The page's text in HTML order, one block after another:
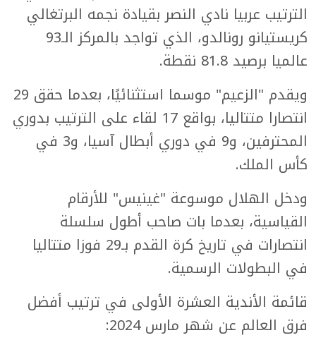
الترتيب عربيا نادي النصر بقيادة نجمه البرتغالي
كريستيانو رونالدو، الذي تواجد بالمركز الـ93
عالميا برصيد 81.8 نقطة.
ويقدم "الزعيم" موسما استثنائيًا، بعدما حقق 29
انتصارا متتاليا، بواقع 17 لقاء على الترتيب بدوري
المحترفين، و9 في دوري أبطال آسيا، و3 في
كأس الملك.
ودخل الهلال موسوعة "غينيس" للأرقام
القياسية، بعدما بات صاحب أطول سلسلة
انتصارات في تاريخ كرة القدم بـ29 فوزا متتاليا
في البطولات الرسمية.
قائمة الأندية العشرة الأولى في ترتيب أفضل
فرق العالم عن شهر مارس 2024: